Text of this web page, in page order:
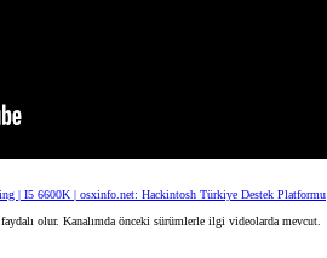
| I5 6600K | osxinfo.net: Hackintosh Türkiye Destek Platformu
olur. Kanalımda önceki sürümlerle ilgi videolarda mevcut.